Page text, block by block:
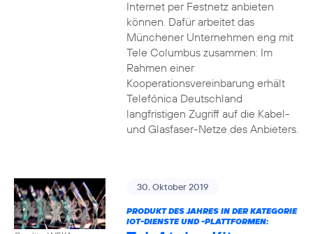
Internet per Festnetz anbieten
können. Dafür arbeitet das
Münchener Unternehmen eng mit
Tele Columbus zusammen: Im
Rahmen einer
Kooperationsvereinbarung erhält
Telefónica Deutschland
langfristigen Zugriff auf die Kabel-
und Glasfaser-Netze des Anbieters.
30. Oktober 2019
PRODUKT DES JAHRES IN DER KATEGORIE
IOT-DIENSTE UND -PLATTFORMEN: